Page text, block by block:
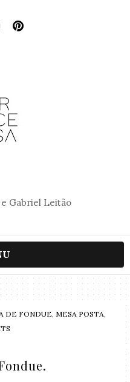
Gabriel Leitão
DE FONDUE, MESA POSTA,